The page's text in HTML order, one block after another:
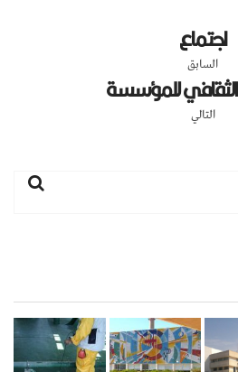
اجتماع
السابق
للمؤسسة
التالي